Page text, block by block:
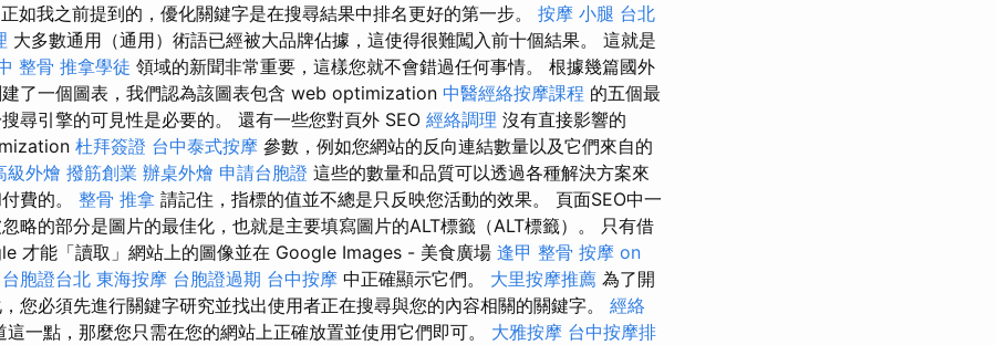
正如我之前提到的，優化關鍵字是在搜尋結果中排名更好的第一步。 按摩 小腿 台北
大多數通用（通用）術語已經被大品牌佔據，這使得很難闖入前十個結果。 這就是
整骨 推拿學徒 領域的新聞非常重要，這樣您就不會錯過任何事情。 根據幾篇國外
了一個圖表，我們認為該圖表包含 web optimization 中醫經絡按摩課程 的五個最
尋引擎的可見性是必要的。 還有一些您對頁外 SEO 經絡調理 沒有直接影響的
杜拜簽證 台中泰式按摩 參數，例如您網站的反向連結數量以及它們來自的
級外燴 撥筋創業 辦桌外燴 申請台胞證 這些的數量和品質可以透過各種解決方案來
費的。 整骨 推拿 請記住，指標的值並不總是只反映您活動的效果。 頁面SEO中一
略的部分是圖片的最佳化，也就是主要填寫圖片的ALT標籤（ALT標籤）。 只有借
才能「讀取」網站上的圖像並在 Google Images - 美食廣場 逢甲 整骨 按摩 on
台胞證台北 東海按摩 台胞證過期 台中按摩 中正確顯示它們。 大里按摩推薦 為了開
您必須先進行關鍵字研究並找出使用者正在搜尋與您的內容相關的關鍵字。 經絡
這一點，那麼您只需在您的網站上正確放置並使用它們即可。 大雅按摩 台中按摩排